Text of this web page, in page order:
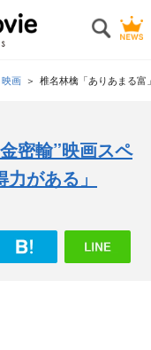
映画 椎名林檎「ありあまる富
密輸”映画スペ
がある」